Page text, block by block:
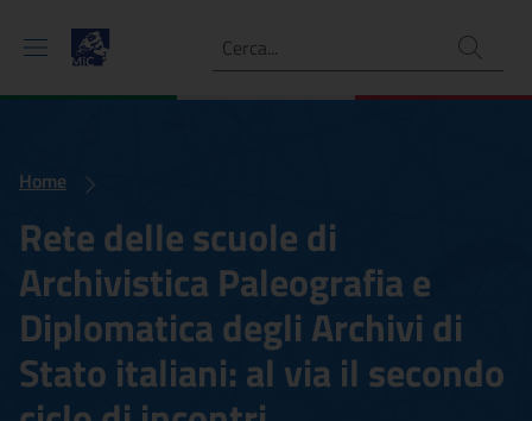
Ricerca
Home
Rete delle scuole di
Archivistica Paleografia e
Diplomatica degli Archivi di
Stato italiani: al via il secondo